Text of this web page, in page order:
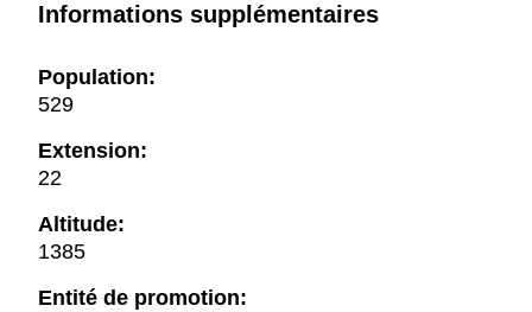
Informations supplémentaires
Population:
529
Extension:
22
Altitude:
1385
Entité de promotion: